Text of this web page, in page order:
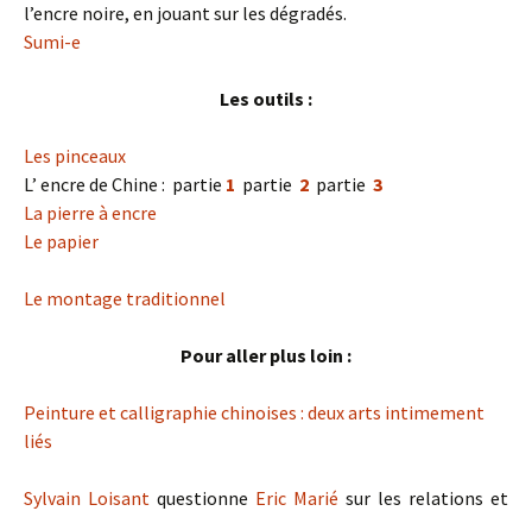
l’encre noire, en jouant sur les dégradés.
Sumi-e
Les outils :
Les pinceaux
L’ encre de Chine : partie 1 partie 2 partie 3
La pierre à encre
Le papier
Le montage traditionnel
Pour aller plus loin :
Peinture et calligraphie chinoises : deux arts intimement
liés
Sylvain Loisant questionne Eric Marié sur les relations et